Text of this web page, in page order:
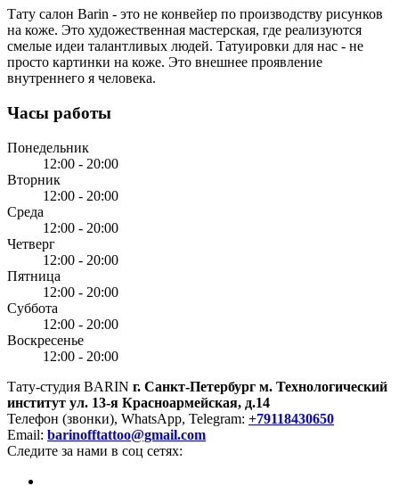
Тату салон Barin - это не конвейер по производству рисунков
на коже. Это художественная мастерская, где реализуются
смелые идеи талантливых людей. Татуировки для нас - не
просто картинки на коже. Это внешнее проявление
внутреннего я человека.
Часы работы
Понедельник
12:00 - 20:00
Вторник
12:00 - 20:00
Среда
12:00 - 20:00
Четверг
12:00 - 20:00
Пятница
12:00 - 20:00
Суббота
12:00 - 20:00
Воскресенье
12:00 - 20:00
Тату-студия BARIN г. Санкт-Петербург м. Технологический
институт ул. 13-я Красноармейская, д.14
Телефон (звонки), WhatsApp, Telegram: +79118430650
Email: barinofftattoo@gmail.com
Следите за нами в соц сетях: